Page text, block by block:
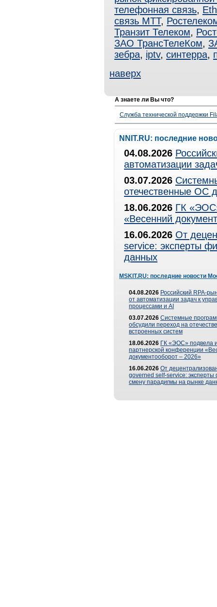
телефонная связь,
связь МТТ,
Транзит Телеком,
ЗАО ТрансТелеКом,
зебра, iptv, синтерра,
наверх
А знаете ли Вы что?
Служба технической поддержки
NNIT.RU: последние
04.08.2026
автоматизации
03.07.2026
отечественные ОС
18.06.2026 ГК
«Весенний
16.06.2026 От
service: эксперты
данных
MSKIT.RU: последние новости
04.08.2026 Российский RPA-
от автоматизации задач к
процессами и AI
03.07.2026 Системные
обсудили переход на
встроенных систем
18.06.2026 ГК «ЭОС» подвела
партнерской конференции
документооборот – 2026»
16.06.2026 От
governed self-service: эксперты
смену парадигмы на рынке